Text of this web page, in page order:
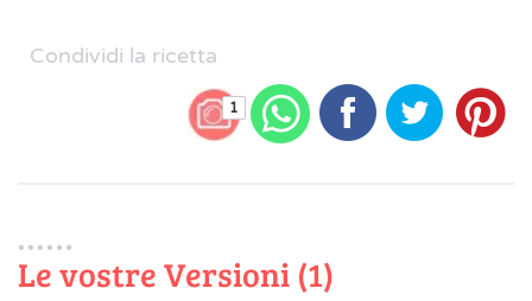
Condividi la ricetta
1
Le vostre Versioni (1)